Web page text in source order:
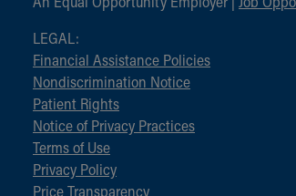
LEGAL:
Financial Assistance Policies
Nondiscrimination Notice
Patient Rights
Notice of Privacy Practices
Terms of Use
Privacy Policy
Price Transparency